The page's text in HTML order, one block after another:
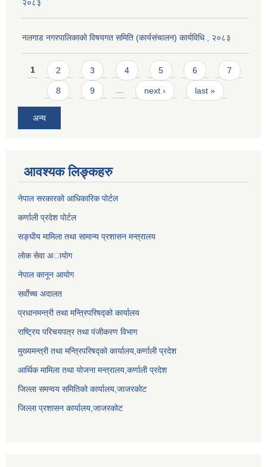
२०८३
नलगाड नगरपालिकाको विषयगत समिति (कार्यसंचालन) कार्यविधि , २०८३
Pages
1 2 3 4 5 6 7
8 9 … next › last »
अन्य
आवश्यक लिङ्कहरु
नेपाल सरकारको आधिकारिक पोर्टल
कर्णाली प्रदेश पोर्टल
सङ्घीय मामिला तथा सामान्य प्रशासन मन्त्रालय
लाेक सेवा अायाेग
नेपाल कानून आयोग
सर्वाेच्च अदालत
प्रधानमन्त्री तथा मन्त्रिपरिषद्को कार्यालय
राष्ट्रिय परिचयपत्र तथा पंजीकरण विभाग
मुख्यमन्त्री तथा मन्त्रिपरिषद्को कार्यालय,कर्णाली प्रदेश
आर्थिक मामिला तथा योजना मन्त्रालय,कर्णाली प्रदेश
जिल्ला समन्वय समितिको कार्यालय,जाजरकाेट
जिल्ला प्रशासन कार्यालय,जाजरकोट